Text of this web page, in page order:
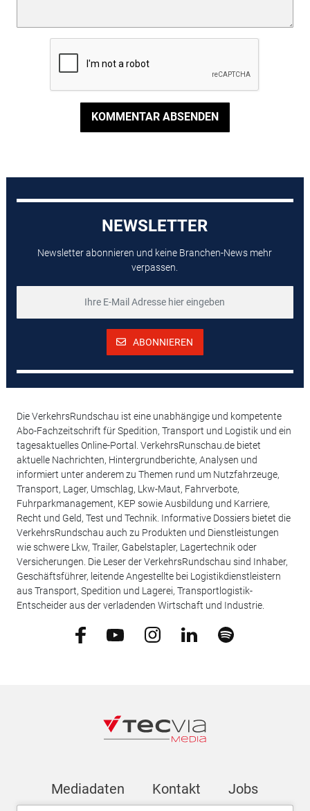
KOMMENTAR ABSENDEN
NEWSLETTER
Newsletter abonnieren und keine Branchen-News mehr
verpassen.
ABONNIEREN
Die VerkehrsRundschau ist eine unabhängige und kompetente
Abo-Fachzeitschrift für Spedition, Transport und Logistik und ein
tagesaktuelles Online-Portal. VerkehrsRunschau.de bietet
aktuelle Nachrichten, Hintergrundberichte, Analysen und
informiert unter anderem zu Themen rund um Nutzfahrzeuge,
Transport, Lager, Umschlag, Lkw-Maut, Fahrverbote,
Fuhrparkmanagement, KEP sowie Ausbildung und Karriere,
Recht und Geld, Test und Technik. Informative Dossiers bietet die
VerkehrsRundschau auch zu Produkten und Dienstleistungen
wie schwere Lkw, Trailer, Gabelstapler, Lagertechnik oder
Versicherungen. Die Leser der VerkehrsRundschau sind Inhaber,
Geschäftsführer, leitende Angestellte bei Logistikdienstleistern
aus Transport, Spedition und Lagerei, Transportlogistik-
Entscheider aus der verladenden Wirtschaft und Industrie.
Mediadaten Kontakt Jobs